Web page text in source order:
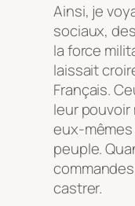
Ainsi, je
sociaux,
la force
laissait
Français.
leur
eux-
peuple.
castrer.